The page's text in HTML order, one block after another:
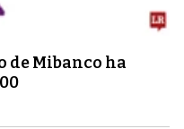
de Mibanco ha